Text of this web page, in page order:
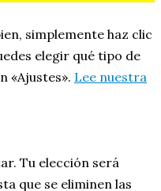
simplemente haz clic
elegir qué tipo de
«Ajustes». Lee nuestra
Tu elección será
que se eliminen las